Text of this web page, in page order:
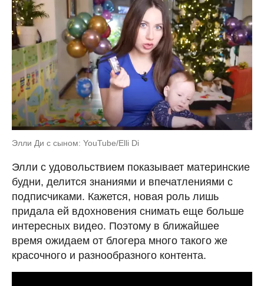
Элли Ди с сыном: YouTube/Elli Di
Элли с удовольствием показывает материнские
будни, делится знаниями и впечатлениями с
подписчиками. Кажется, новая роль лишь
придала ей вдохновения снимать еще больше
интересных видео. Поэтому в ближайшее
время ожидаем от блогера много такого же
красочного и разнообразного контента.